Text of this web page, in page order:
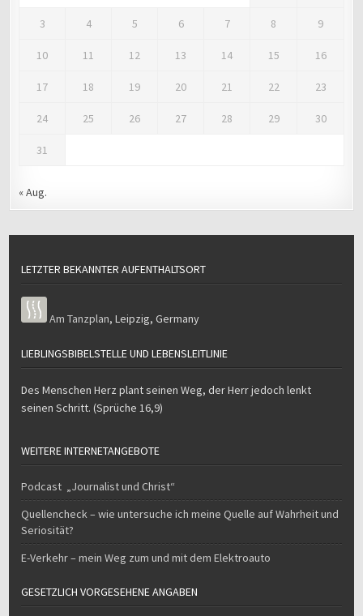
3 4 5 6 7 8 9
10 11 12 13 14 15 16
17 18 19 20 21 22 23
24 25 26 27 28 29 30
31
« Aug.
LETZTER BEKANNTER AUFENTHALTSORT
Am Tanzplan,Leipzig,Germany
LIEBLINGSBIBELSTELLE UND LEBENSLEITLINIE
Des Menschen Herz plant seinen Weg, der Herr jedoch lenkt
seinen Schritt. (Sprüche 16,9)
WEITERE INTERNETANGEBOTE
Podcast „Journalist und Christ“
Quellencheck – wie untersuche ich meine Quelle auf Wahrheit und
Seriosität?
E-Verkehr – mein Weg zum und mit dem Elektroauto
GESETZLICH VORGESEHENE ANGABEN